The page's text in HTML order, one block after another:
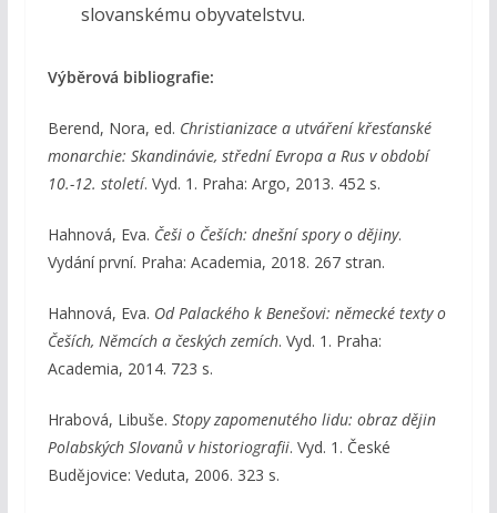
slovanskému obyvatelstvu.
Výběrová bibliografie:
Berend, Nora, ed. Christianizace a utváření křesťanské
monarchie: Skandinávie, střední Evropa a Rus v období
10.-12. století. Vyd. 1. Praha: Argo, 2013. 452 s.
Hahnová, Eva. Češi o Češích: dnešní spory o dějiny.
Vydání první. Praha: Academia, 2018. 267 stran.
Hahnová, Eva. Od Palackého k Benešovi: německé texty o
Češích, Němcích a českých zemích. Vyd. 1. Praha:
Academia, 2014. 723 s.
Hrabová, Libuše. Stopy zapomenutého lidu: obraz dějin
Polabských Slovanů v historiografii. Vyd. 1. České
Budějovice: Veduta, 2006. 323 s.